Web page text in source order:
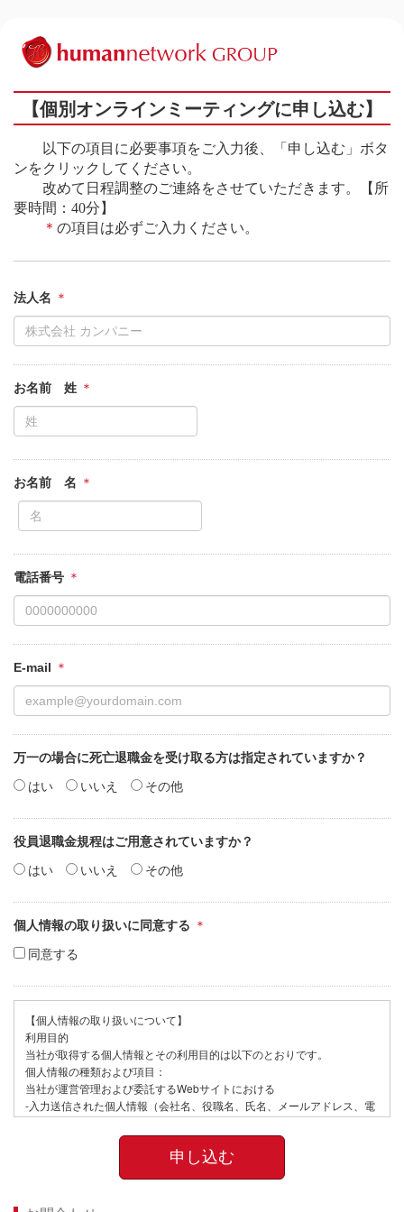
【個別オンラインミーティングに申し込む】
以下の項目に必要事項をご入力後、「申し込む」ボタ
ンをクリックしてください。
改めて日程調整のご連絡をさせていただきます。【所
要時間：40分】
＊ の項目は必ずご入力ください。
法人名
お名前 姓
お名前 名
電話番号
E-mail
万一の場合に死亡退職金を受け取る方は指定されていますか？
はい
いいえ その他
役員退職金規程はご用意されていますか？
はい
いいえ その他
個人情報の取り扱いに同意する
同意する
【個人情報の取り扱いについて】
利用目的
当社が取得する個人情報とその利用目的は以下のとおりです。
個人情報の種類および項目：
当社が運営管理および委託するWebサイトにおける
-入力送信された個人情報（会社名、役職名、氏名、メールアドレス、電
話番号など）
- 閲覧したWebページ等のデータ（個人情報と紐付けて取得しています）
-セッション管理のためのCookie情報